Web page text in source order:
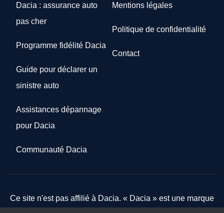
Dacia : assurance auto
pas cher
Programme fidélité Dacia
Guide pour déclarer un
sinistre auto
Assistances dépannage
pour Dacia
Communauté Dacia
Mentions légales
Politique de confidentialité
Contact
Ce site n'est pas affilié à Dacia. « Dacia » est une marque